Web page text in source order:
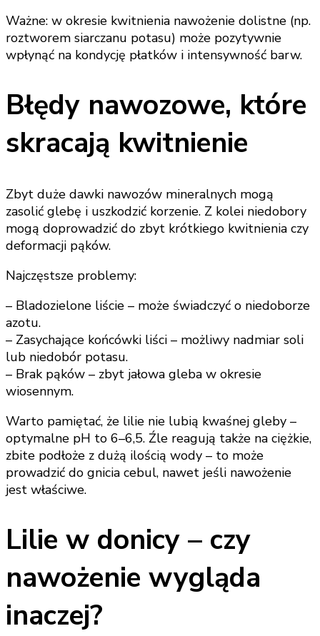
Ważne: w okresie kwitnienia nawożenie dolistne (np.
roztworem siarczanu potasu) może pozytywnie
wpłynąć na kondycję płatków i intensywność barw.
Błędy nawozowe, które
skracają kwitnienie
Zbyt duże dawki nawozów mineralnych mogą
zasolić glebę i uszkodzić korzenie. Z kolei niedobory
mogą doprowadzić do zbyt krótkiego kwitnienia czy
deformacji pąków.
Najczęstsze problemy:
– Bladozielone liście – może świadczyć o niedoborze
azotu.
– Zasychające końcówki liści – możliwy nadmiar soli
lub niedobór potasu.
– Brak pąków – zbyt jałowa gleba w okresie
wiosennym.
Warto pamiętać, że lilie nie lubią kwaśnej gleby –
optymalne pH to 6–6,5. Źle reagują także na ciężkie,
zbite podłoże z dużą ilością wody – to może
prowadzić do gnicia cebul, nawet jeśli nawożenie
jest właściwe.
Lilie w donicy – czy
nawożenie wygląda
inaczej?